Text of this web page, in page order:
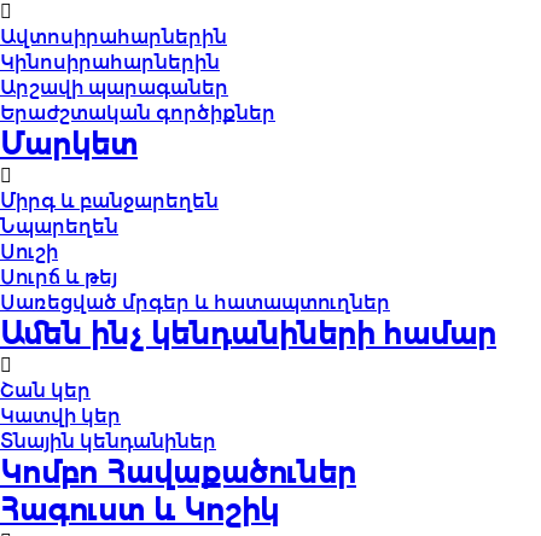
Ավտոսիրահարներին
Կինոսիրահարներին
Արշավի պարագաներ
Երաժշտական գործիքներ
Մարկետ
Միրգ և բանջարեղեն
Նպարեղեն
Սուշի
Սուրճ և թեյ
Սառեցված մրգեր և հատապտուղներ
Ամեն ինչ կենդանիների համար
Շան կեր
Կատվի կեր
Տնային կենդանիներ
Կոմբո Հավաքածուներ
Հագուստ և Կոշիկ